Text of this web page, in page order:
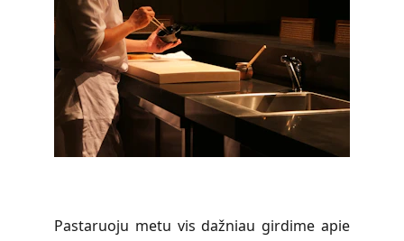
Pastaruoju metu vis dažniau girdime apie